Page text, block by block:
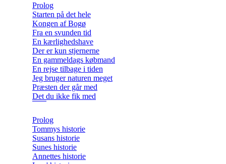
Prolog
Starten på det hele
Kongen af Bogø
Fra en svunden tid
En kærlighedshave
Der er kun stjernerne
En gammeldags købmand
En rejse tilbage i tiden
Jeg bruger naturen meget
Præsten der går med
Det du ikke fik med
Prolog
Tommys historie
Susans historie
Sunes historie
Annettes historie